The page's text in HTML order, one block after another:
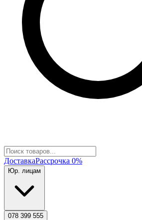
ДоставкаРассрочка 0%
Юр. лицам
078 399 555